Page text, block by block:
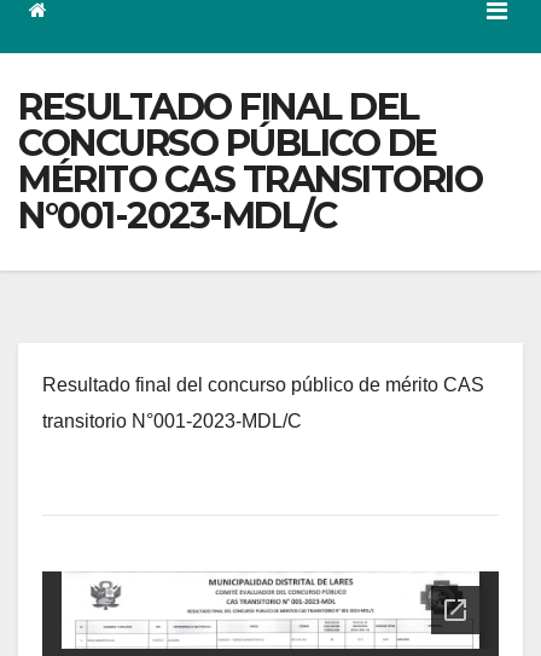
RESULTADO FINAL DEL
CONCURSO PÚBLICO DE
MÉRITO CAS TRANSITORIO
N°001-2023-MDL/C
Resultado final del concurso público de mérito CAS
transitorio N°001-2023-MDL/C